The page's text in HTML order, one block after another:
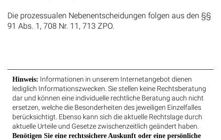
Die prozessualen Nebenentscheidungen folgen aus den §§
91 Abs. 1, 708 Nr. 11, 713 ZPO.
Hinweis: Informationen in unserem Internetangebot dienen
lediglich Informationszwecken. Sie stellen keine Rechtsberatung
dar und können eine individuelle rechtliche Beratung auch nicht
ersetzen, welche die Besonderheiten des jeweiligen Einzelfalles
berücksichtigt. Ebenso kann sich die aktuelle Rechtslage durch
aktuelle Urteile und Gesetze zwischenzeitlich geändert haben.
Benötigen Sie eine rechtssichere Auskunft oder eine persönliche